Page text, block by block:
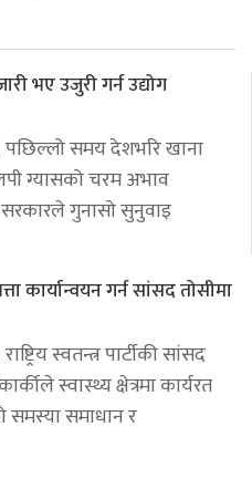
भए उजुरी गर्न उद्योग
पछिल्लो समय देशभरि खाना
ग्यासको चरम अभाव
गुनासो सुनुवाइ
कार्यान्वयन गर्न सांसद तोसीमा
स्वतन्त्र पार्टीकी सांसद
स्वास्थ्य क्षेत्रमा कार्यरत
समाधान र